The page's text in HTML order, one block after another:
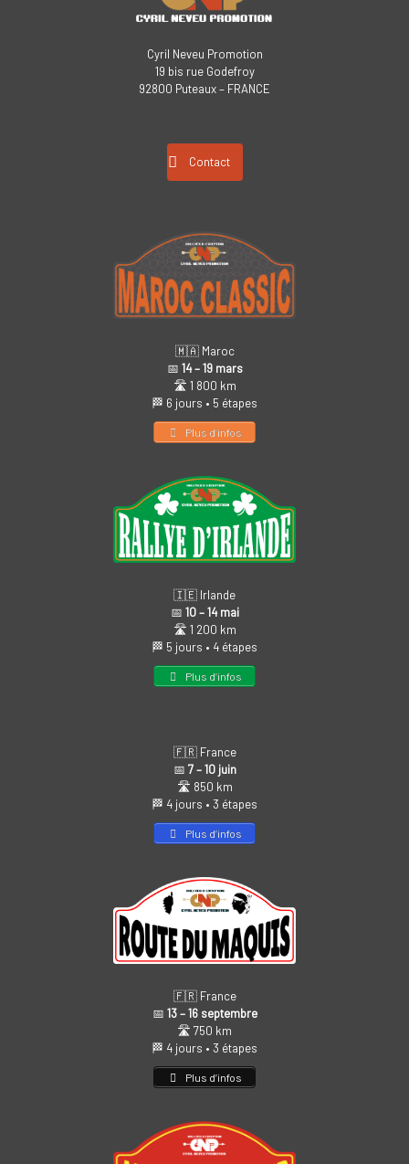
Cyril Neveu Promotion
19 bis rue Godefroy
92800 Puteaux – FRANCE
Contact
🇲🇦 Maroc
📅 14 – 19 mars
🛣️ 1 800 km
🏁 6 jours • 5 étapes
Plus d’infos
🇮🇪 Irlande
📅 10 – 14 mai
🛣️ 1 200 km
🏁 5 jours • 4 étapes
Plus d’infos
🇫🇷 France
📅 7 – 10 juin
🛣️ 850 km
🏁 4 jours • 3 étapes
Plus d’infos
🇫🇷 France
📅 13 – 16 septembre
🛣️ 750 km
🏁 4 jours • 3 étapes
Plus d’infos